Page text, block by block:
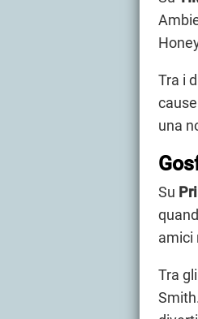
Tra i
una
Su
amici
Tra